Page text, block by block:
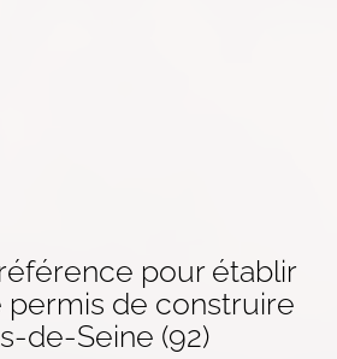
pour établir
permis de construire
de-Seine (92)